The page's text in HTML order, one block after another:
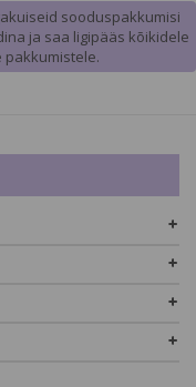
sooduspakkumisi
ja saa ligipääs kõikidele